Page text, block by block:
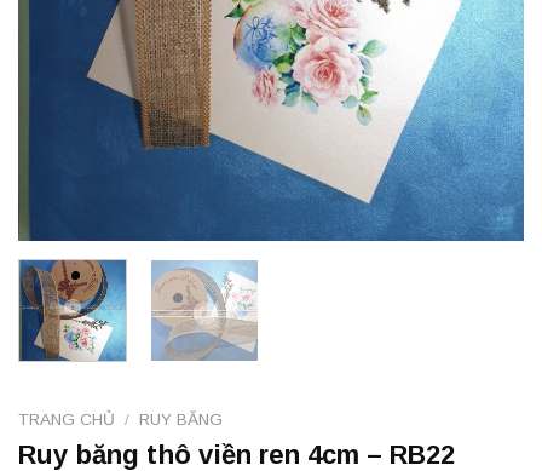
TRANG CHỦ / RUY BĂNG
Ruy băng thô viền ren 4cm – RB22